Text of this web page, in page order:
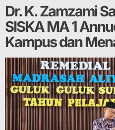
Dr. K. Zamzami
SISKA MA 1
Kampus dan